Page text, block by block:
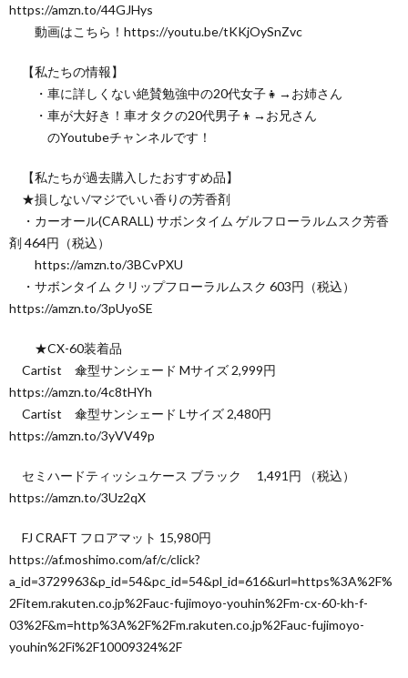
https://amzn.to/44GJHys
動画はこちら！https://youtu.be/tKKjOySnZvc
【私たちの情報】
・車に詳しくない絶賛勉強中の20代女子👧→お姉さん
・車が大好き！車オタクの20代男子👦→お兄さん
のYoutubeチャンネルです！
【私たちが過去購入したおすすめ品】
★損しない/マジでいい香りの芳香剤
・カーオール(CARALL) サボンタイム ゲルフローラルムスク芳香
剤 464円（税込）
https://amzn.to/3BCvPXU
・サボンタイム クリップフローラルムスク 603円（税込）
https://amzn.to/3pUyoSE
★CX-60装着品
Cartist 傘型サンシェード Mサイズ 2,999円
https://amzn.to/4c8tHYh
Cartist 傘型サンシェード Lサイズ 2,480円
https://amzn.to/3yVV49p
セミハードティッシュケース ブラック 1,491円 （税込）
https://amzn.to/3Uz2qX
FJ CRAFT フロアマット 15,980円
https://af.moshimo.com/af/c/click?
a_id=3729963&p_id=54&pc_id=54&pl_id=616&url=https%3A%2F%
2Fitem.rakuten.co.jp%2Fauc-fujimoyo-youhin%2Fm-cx-60-kh-f-
03%2F&m=http%3A%2F%2Fm.rakuten.co.jp%2Fauc-fujimoyo-
youhin%2Fi%2F10009324%2F